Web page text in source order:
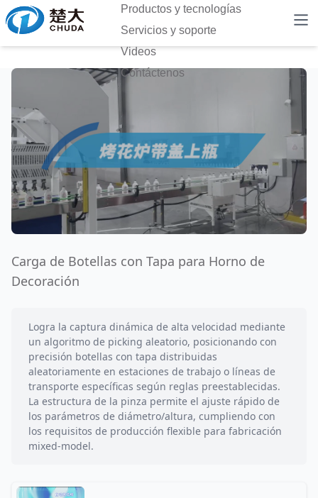
Productos y tecnologías
Servicios y soporte
Videos
Contáctenos
Carga de Botellas con Tapa para Horno de
Decoración
Logra la captura dinámica de alta velocidad mediante
un algoritmo de picking aleatorio, posicionando con
precisión botellas con tapa distribuidas
aleatoriamente en estaciones de trabajo o líneas de
transporte específicas según reglas preestablecidas.
La estructura de la pinza permite el ajuste rápido de
los parámetros de diámetro/altura, cumpliendo con
los requisitos de producción flexible para fabricación
mixed-model.